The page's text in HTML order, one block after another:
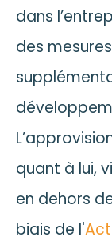
dans
des
quant à lui,
en dehors
biais de l'